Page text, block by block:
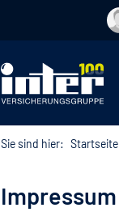
Sie sind hier: Startseite
Impressum